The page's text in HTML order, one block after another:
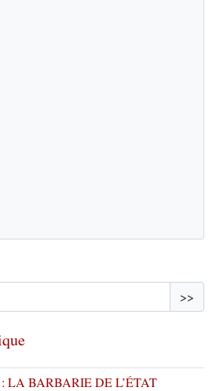
>>
LA BARBARIE DE L’ÉTAT